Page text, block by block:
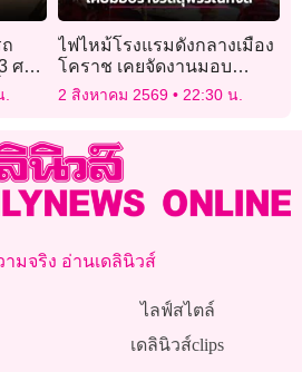
ศพ
ม
ไฟไหม้โรงแรมดังกลางเมือง
โคราช เคยจัดงานมอบ
รางวัลสุพรรณหงส์
2 สิงหาคม 2569 22:30 น.
มจริง อ่านเดลินิวส์
ไลฟ์สไตล์
เดลินิวส์clips